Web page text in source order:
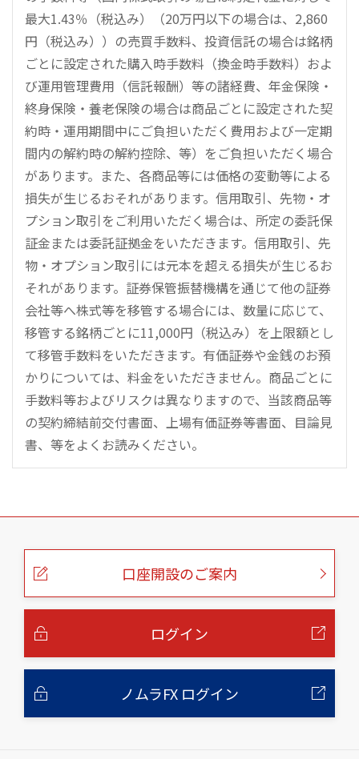
最大1.43％（税込み）（20万円以下の場合は、2,860
円（税込み））の売買手数料、投資信託の場合は銘柄
ごとに設定された購入時手数料（換金時手数料）およ
び運用管理費用（信託報酬）等の諸経費、年金保険・
終身保険・養老保険の場合は商品ごとに設定された契
約時・運用期間中にご負担いただく費用および一定期
間内の解約時の解約控除、等）をご負担いただく場合
があります。また、各商品等には価格の変動等による
損失が生じるおそれがあります。信用取引、先物・オ
プション取引をご利用いただく場合は、所定の委託保
証金または委託証拠金をいただきます。信用取引、先
物・オプション取引には元本を超える損失が生じるお
それがあります。証券保管振替機構を通じて他の証券
会社等へ株式等を移管する場合には、数量に応じて、
移管する銘柄ごとに11,000円（税込み）を上限額とし
て移管手数料をいただきます。有価証券や金銭のお預
かりについては、料金をいただきません。商品ごとに
手数料等およびリスクは異なりますので、当該商品等
の契約締結前交付書面、上場有価証券等書面、目論見
書、等をよくお読みください。
こ
口座開設のご案内
ログイン
ノムラFX ログイン